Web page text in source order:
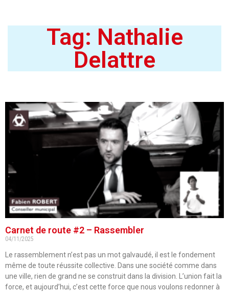
Tag: Nathalie
Delattre
Carnet de route #2 – Rassembler
04/11/2025
Le rassemblement n’est pas un mot galvaudé, il est le fondement
même de toute réussite collective. Dans une société comme dans
une ville, rien de grand ne se construit dans la division. L’union fait la
force, et aujourd’hui, c’est cette force que nous voulons redonner à